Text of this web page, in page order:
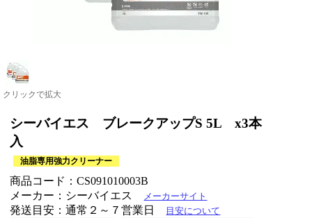
クリックで拡大
シーバイエス ブレークアップS 5L x3本
入
油脂専用強力クリーナー
商品コード：CS091010003B
メーカー：シーバイエス
メーカーサイト
発送目安：通常２～７営業日 目安について